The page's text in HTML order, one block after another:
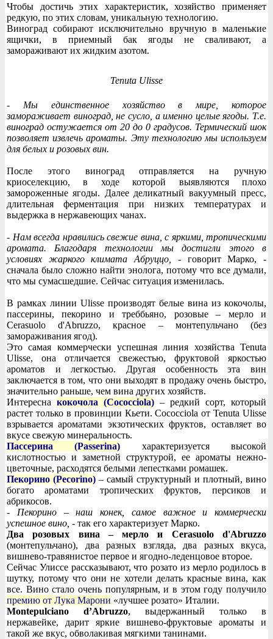
Чтобы достичь этих характеристик, хозяйство применяет
редкую, по этих словам, уникальную технологию.
Виноград собирают исключительно вручную в маленькие
ящички, в приемный бак ягоды не сваливают, а
замораживают их жидким азотом.
Tenuta Ulisse
- Мы единственное хозяйство в мире, которое
замораживает виноград, не сусло, а именно целые ягоды. Т.е.
виноград остужается от 20 до 0 градусов. Термический шок
позволяет извлечь ароматы. Эту технологию мы используем
для белых и розовых вин.
После этого виноград отправляется на ручную
криоселекцию, в ходе которой выявляются плохо
замороженные ягоды. Далее деликатный вакуумный пресс,
длительная ферментация при низких температурах и
выдержка в нержавеющих чанах.
- Нам всегда нравились свежие вина, с яркими, тропическими
аромата. Благодаря технологии мы достигли этого в
условиях жаркого климата Абруццо,
- говорит Марко, -
сначала было сложно найти энолога, потому что все думали,
что мы сумасшедшие. Сейчас ситуация изменилась.
В рамках линии Ulisse производят белые вина из кокочолы,
пассерины, пекорино и треббьяно, розовые – мерло и
Cerasuolo d'Abruzzo, красное – монтепульчано (без
замораживания ягод).
Это самая коммерчески успешная линия хозяйства Tenuta
Ulisse, она отличается свежестью, фруктовой яркостью
ароматов и легкостью. Другая особенность эта вин
заключается в том, что они выходят в продажу очень быстро,
значительно раньше, чем вина других хозяйств.
Интересна кокочола (Cococciola) – редкий сорт, который
растет только в провинции Кьети. Cococciola от Tenuta Ulisse
взрывается ароматами экзотических фруктов, оставляет во
вкусе свежую минеральность.
Пассерина (Passerina) характеризуется высокой
кислотностью и заметной структурой, ее ароматы нежно-
цветочные, расходятся белыми лепестками ромашек.
Пекорино (Pecorino) – самый структурный и плотный, вино
богато ароматами тропических фруктов, персиков и
абрикосов.
- Пекорино – наш конек, самое важное и коммерчески
успешное вино, - так его характеризует Марко.
Два розовых вина – мерло и Cerasuolo d'Abruzzo
(монтепульчано), два разных взгляда, два разных вкуса,
вишнево-травянистое первое и ягодно-леденцовое второе.
Сейчас Улиссе рассказывают, что розато из мерло родилось в
шутку, потому что они не хотели делать красные вина, как
все. Вино стало очень популярным, и в этом году получило
премию от Лука Марони «лучшее розато» Италии.
Montepulciano d’Abruzzo, выдержанный только в
нержавейке, дарит яркие вишнево-фруктовые ароматы и
такой же вкус, обволакивая мягкими танинами.